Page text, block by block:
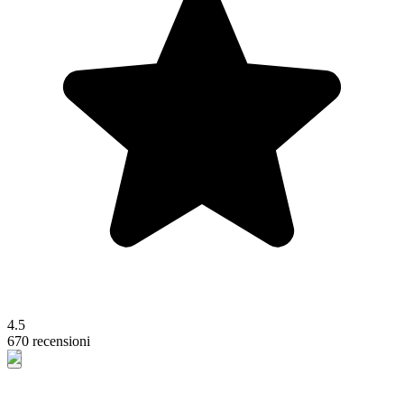
4.5
670 recensioni